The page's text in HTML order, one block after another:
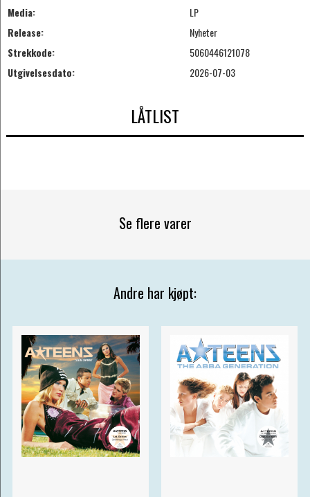
Media:
LP
Release:
Nyheter
Strekkode:
5060446121078
Utgivelsesdato:
2026-07-03
LÅTLIST
Se flere varer
Andre har kjøpt: